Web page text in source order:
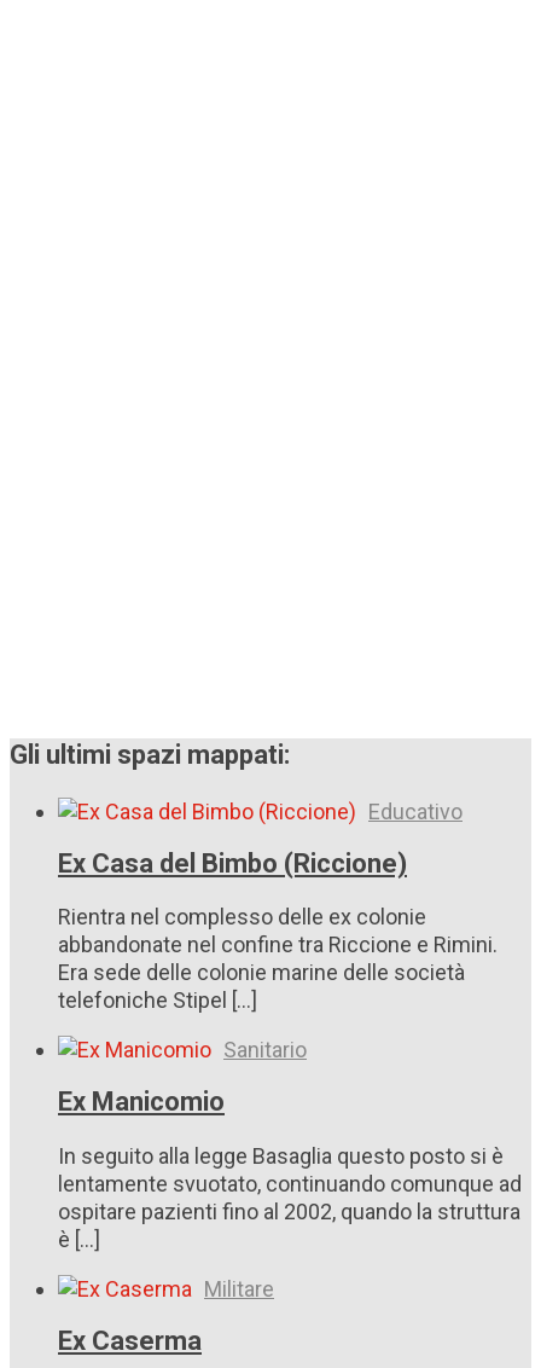
Gli ultimi spazi mappati:
Educativo
Ex Casa del Bimbo (Riccione)
Rientra nel complesso delle ex colonie
abbandonate nel confine tra Riccione e Rimini.
Era sede delle colonie marine delle società
telefoniche Stipel [...]
Sanitario
Ex Manicomio
In seguito alla legge Basaglia questo posto si è
lentamente svuotato, continuando comunque ad
ospitare pazienti fino al 2002, quando la struttura
è [...]
Militare
Ex Caserma